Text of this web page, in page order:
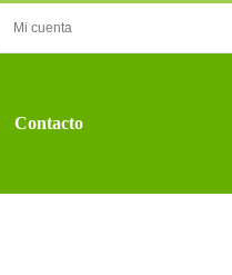
Mi cuenta
Contacto